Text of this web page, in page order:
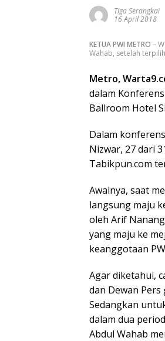
Tiga Serangkai
16 April 2018
KETUA PWI METRO –
Wahab, setelah
Metro,
dalam
Ballroom Hotel
Dalam
Nizwar, 27 dari
Tabikpun.com
Awalnya, saat
langsung maju
oleh Arif
yang maju ke
keanggotaan
Agar diketahui,
dan Dewan
Sedangkan
dalam dua
Abdul Wahab